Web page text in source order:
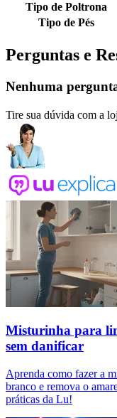
Tipo de Poltrona
Tipo de Pés
Perguntas e
Nenhuma
Tire sua dúvida com a
Misturinha para
sem danificar
Aprenda como fazer a
branco e remova o
práticas da Lu!